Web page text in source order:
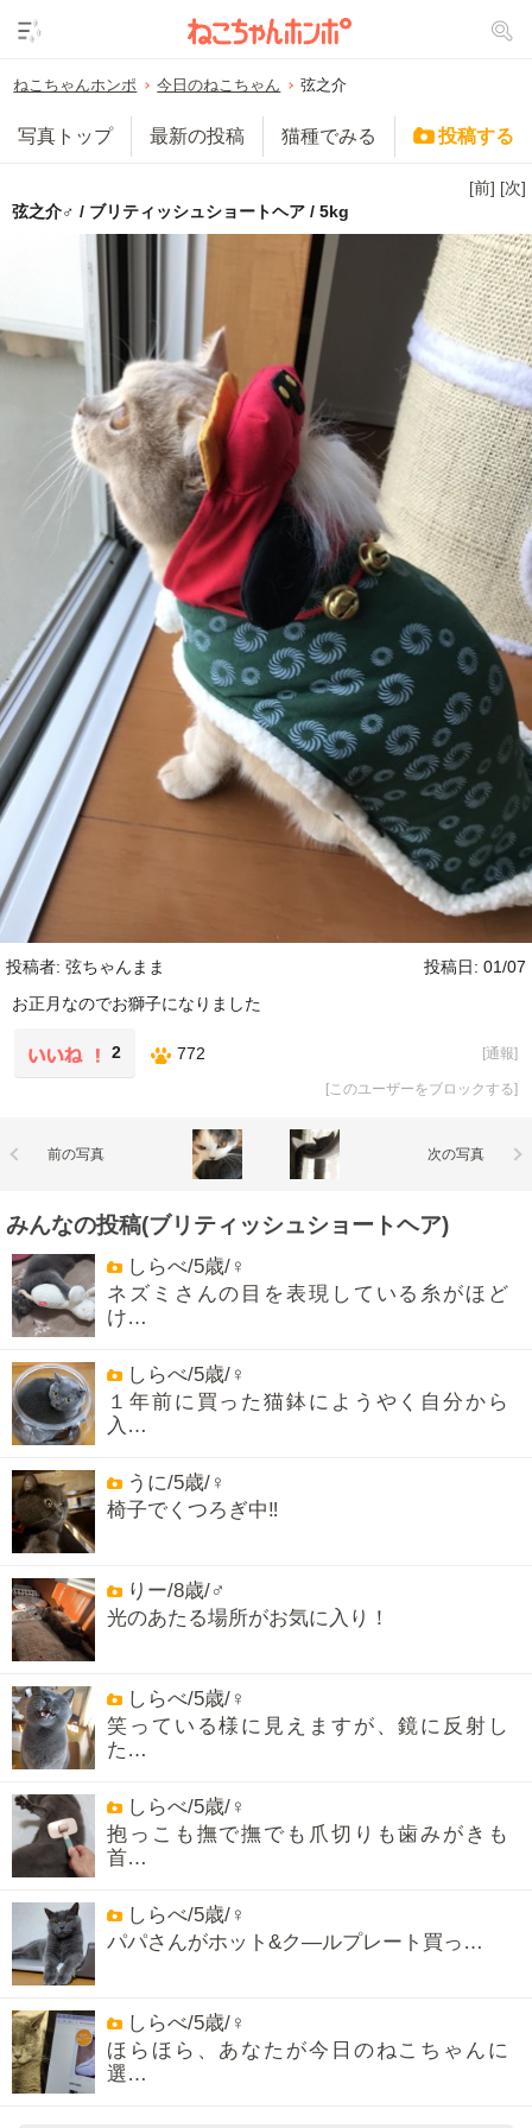
ねこちゃんホンポ 今日のねこちゃん 弦之介
写真トップ 最新の投稿 猫種でみる 投稿する
[前] [次]
弦之介♂ / ブリティッシュショートヘア / 5kg
投稿者: 弦ちゃんまま
投稿日: 01/07
お正月なのでお獅子になりました
2 772 [通報]
[このユーザーをブロックする]
前の写真 次の写真
みんなの投稿(ブリティッシュショートヘア)
しらべ/5歳/♀
ネズミさんの目を表現している糸がほど
け…
しらべ/5歳/♀
１年前に買った猫鉢にようやく自分から
入…
うに/5歳/♀
椅子でくつろぎ中‼️
りー/8歳/♂
光のあたる場所がお気に入り！
しらべ/5歳/♀
笑っている様に見えますが、鏡に反射し
た…
しらべ/5歳/♀
抱っこも撫で撫でも爪切りも歯みがきも
首…
しらべ/5歳/♀
パパさんがホット&ク―ルプレート買っ…
しらべ/5歳/♀
ほらほら、あなたが今日のねこちゃんに
選…